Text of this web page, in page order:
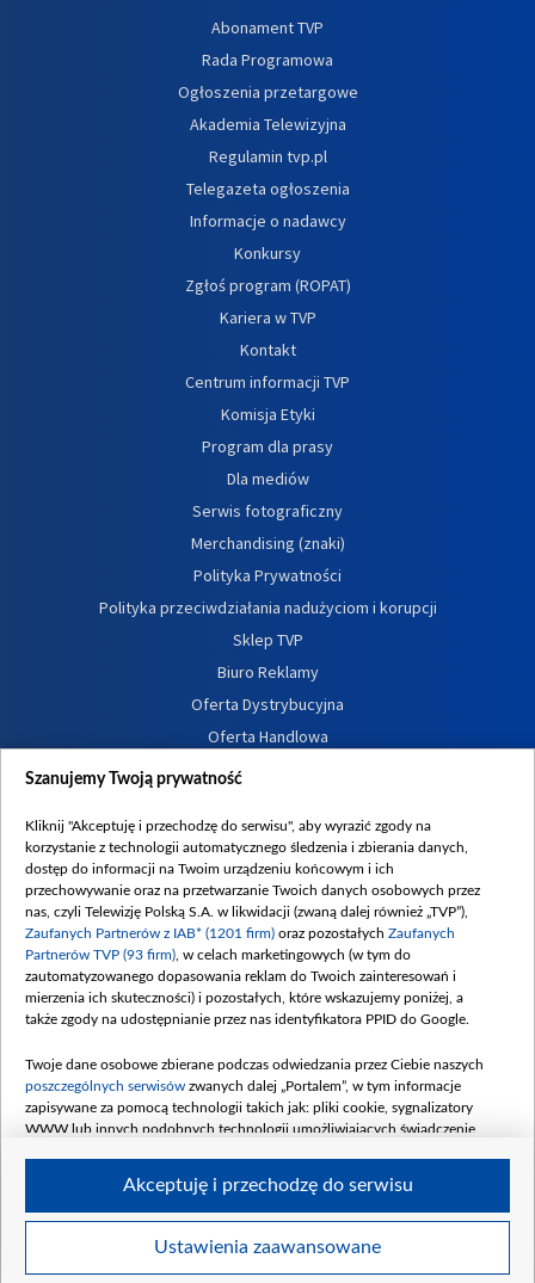
Abonament TVP
Rada Programowa
Ogłoszenia przetargowe
Akademia Telewizyjna
Regulamin tvp.pl
Telegazeta ogłoszenia
Informacje o nadawcy
Konkursy
Zgłoś program (ROPAT)
Kariera w TVP
Kontakt
Centrum informacji TVP
Komisja Etyki
Program dla prasy
Dla mediów
Serwis fotograficzny
Merchandising (znaki)
Polityka Prywatności
Polityka przeciwdziałania nadużyciom i korupcji
Sklep TVP
Biuro Reklamy
Oferta Dystrybucyjna
Oferta Handlowa
Dostępność
Procedura zgłoszeń wewnętrznych
Szanujemy Twoją prywatność
Kliknij "Akceptuję i przechodzę do serwisu", aby wyrazić zgody na
korzystanie z technologii automatycznego śledzenia i zbierania danych,
dostęp do informacji na Twoim urządzeniu końcowym i ich
przechowywanie oraz na przetwarzanie Twoich danych osobowych przez
nas, czyli Telewizję Polską S.A. w likwidacji (zwaną dalej również „TVP”),
Zaufanych Partnerów z IAB* (1201 firm) oraz pozostałych Zaufanych
Partnerów TVP (93 firm) , w celach marketingowych (w tym do
zautomatyzowanego dopasowania reklam do Twoich zainteresowań i
mierzenia ich skuteczności) i pozostałych, które wskazujemy poniżej, a
także zgody na udostępnianie przez nas identyfikatora PPID do Google.
Twoje dane osobowe zbierane podczas odwiedzania przez Ciebie naszych
poszczególnych serwisów zwanych dalej „Portalem”, w tym informacje
zapisywane za pomocą technologii takich jak: pliki cookie, sygnalizatory
WWW lub innych podobnych technologii umożliwiających świadczenie
Twoje dane osobowe zbierane podczas odwiedzania przez Ciebie
Ustawienia zaawansowane
Akceptuję i przechodzę do serwisu